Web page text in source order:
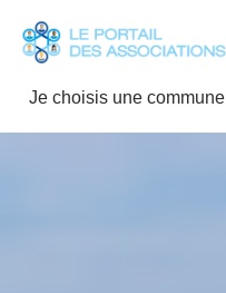
Je choisis une commune